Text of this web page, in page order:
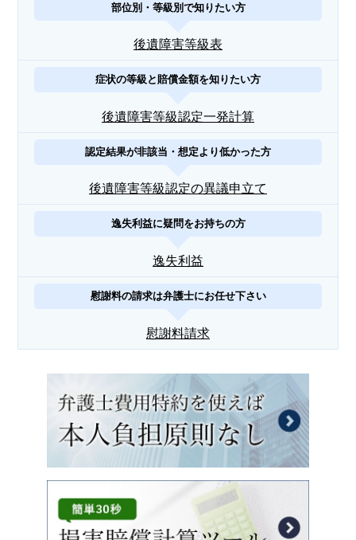
部位別・等級別で知りたい方
後遺障害等級表
症状の等級と賠償金額を知りたい方
後遺障害等級認定一発計算
認定結果が非該当・想定より低かった方
後遺障害等級認定の異議申立て
逸失利益に疑問をお持ちの方
逸失利益
慰謝料の請求は弁護士にお任せ下さい
慰謝料請求